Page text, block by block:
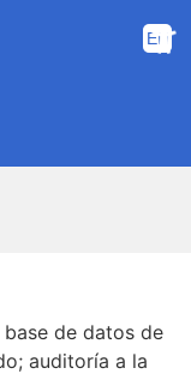
de datos de
auditoría a la